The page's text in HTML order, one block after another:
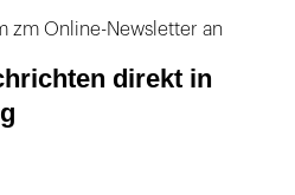
zm Online-Newsletter an
direkt in